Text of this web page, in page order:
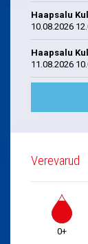
Haapsalu
10.08.2026
Haapsalu
11.08.2026
Verevarud
0+